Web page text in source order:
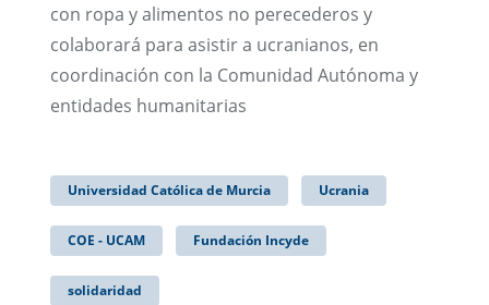
con ropa y alimentos no perecederos y
colaborará para asistir a ucranianos, en
coordinación con la Comunidad Autónoma y
entidades humanitarias
Universidad Católica de Murcia Ucrania
COE - UCAM Fundación Incyde
solidaridad